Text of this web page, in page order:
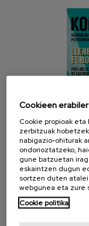
Cookieen
Cookie propioak
zerbitzuak
nabigazio-ohiturak
ondorioztatzeko,
gune batzuetan
eskaintzen dugun
sortzen duten atalei
webgunea eta zure
Cookie politika